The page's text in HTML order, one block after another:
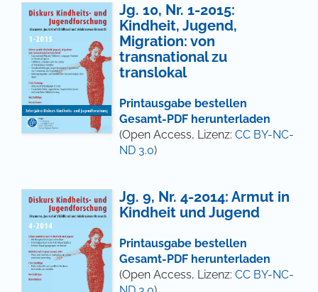
Jg. 10, Nr. 1-2015:
Kindheit, Jugend,
Migration: von
transnational zu
translokal
Printausgabe bestellen
Gesamt-PDF herunterladen
(Open Access, Lizenz: CC BY-NC-
ND 3.0)
Jg. 9, Nr. 4-2014: Armut in
Kindheit und Jugend
Printausgabe bestellen
Gesamt-PDF herunterladen
(Open Access, Lizenz: CC BY-NC-